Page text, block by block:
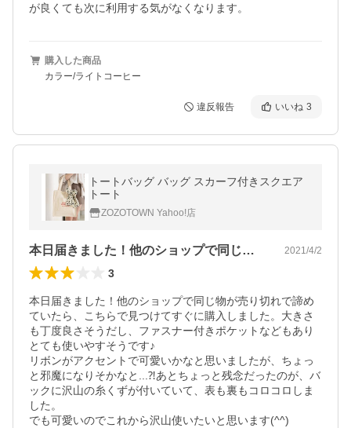
が良くても次に利用する気がなくなります。
購入した商品
カラー/ライトコーヒー
違反報告 いいね 3
トートバッグ バッグ スカーフ付きスクエア
トート
ZOZOTOWN Yahoo!店
本日届きました！他のショップで同じ物が… 2021/4/2
3
本日届きました！他のショップで同じ物が売り切れで諦め
ていたら、こちらで見つけてすぐに購入しました。大きさ
も丁度良さそうだし、ファスナー付きポケットなどもあり
とても使いやすそうです♪
リボンがアクセントで可愛いかなと思いましたが、ちょっ
と邪魔になりそかなと...⁈あとちょっと残念だったのが、バ
ックに沢山の糸くずが付いていて、表も裏もコロコロしま
した。
でも可愛いのでこれから沢山使いたいと思います(^^)